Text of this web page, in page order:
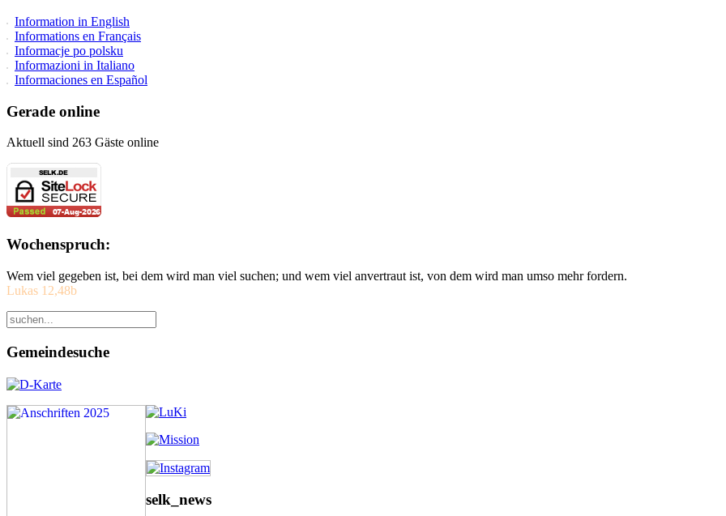
Information in English
Informations en Français
Informacje po polsku
Informazioni in Italiano
Informaciones en Español
Gerade online
Aktuell sind 263 Gäste online
Wochenspruch:
Wem viel gegeben ist, bei dem wird man viel suchen; und wem viel anvertraut ist, von dem wird man umso mehr fordern.
Lukas 12,48b
Gemeindesuche
selk_news